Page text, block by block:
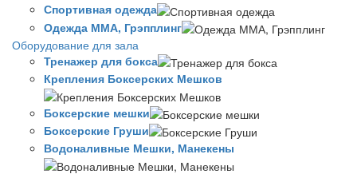
Спортивная одежда
Одежда ММА, Грэпплинг
Оборудование для зала
Тренажер для бокса
Крепления Боксерских Мешков
Боксерские мешки
Боксерские Груши
Водоналивные Мешки, Манекены